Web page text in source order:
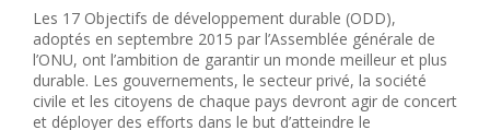
Les 17 Objectifs de développement durable (ODD),
adoptés en septembre 2015 par l’Assemblée générale de
l’ONU, ont l’ambition de garantir un monde meilleur et plus
durable. Les gouvernements, le secteur privé, la société
civile et les citoyens de chaque pays devront agir de concert
et déployer des efforts dans le but d’atteindre le